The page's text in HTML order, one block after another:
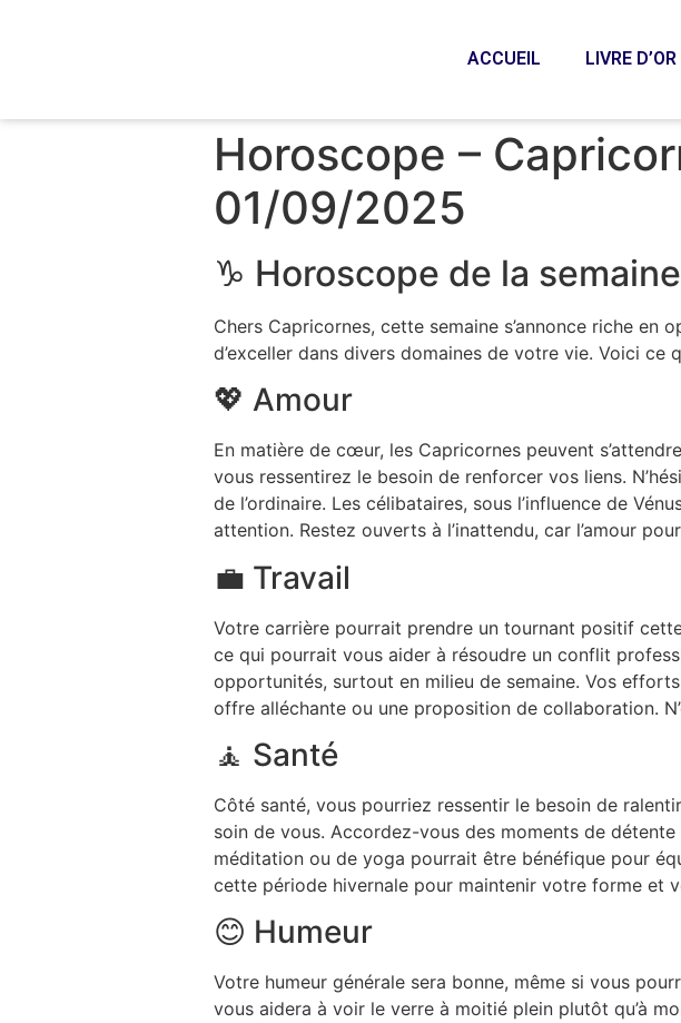
ACCUEIL LIVRE D’OR
Horoscope –
01/09/2025
♑ Horoscope de la
Chers Capricornes, cette semaine s’annonce riche
d’exceller dans divers domaines de votre vie. Voici ce
💖 Amour
En matière de cœur, les Capricornes peuvent
vous ressentirez le besoin de renforcer vos liens.
de l’ordinaire. Les célibataires, sous l’influence de
attention. Restez ouverts à l’inattendu, car l’amour
💼 Travail
Votre carrière pourrait prendre un tournant positif
ce qui pourrait vous aider à résoudre un conflit
opportunités, surtout en milieu de semaine. Vos
offre alléchante ou une proposition de collaboration.
🧘 Santé
Côté santé, vous pourriez ressentir le besoin de
soin de vous. Accordez-vous des moments de
méditation ou de yoga pourrait être bénéfique pour
cette période hivernale pour maintenir votre forme et
😊 Humeur
Votre humeur générale sera bonne, même si vous
vous aidera à voir le verre à moitié plein plutôt qu’à